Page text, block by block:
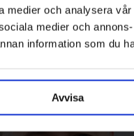
medier och analysera
medier och
information som du
Avvisa